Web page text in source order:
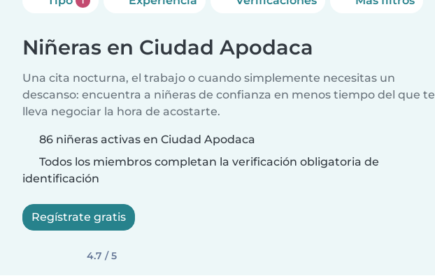
Niñeras en Ciudad Apodaca
Una cita nocturna, el trabajo o cuando simplemente necesitas un
descanso: encuentra a niñeras de confianza en menos tiempo del que te
lleva negociar la hora de acostarte.
86 niñeras activas en Ciudad Apodaca
Todos los miembros completan la verificación obligatoria de
identificación
Regístrate gratis
4.7 / 5